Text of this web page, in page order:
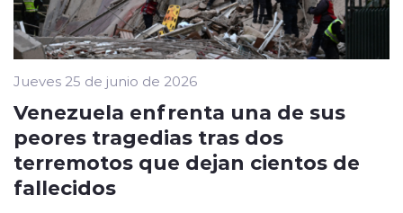
Jueves 25 de junio de 2026
Venezuela enfrenta una de sus
peores tragedias tras dos
terremotos que dejan cientos de
fallecidos